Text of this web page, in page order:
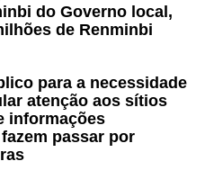
do Governo local,
de Renminbi
para a necessidade
atenção aos sítios
informações
passar por